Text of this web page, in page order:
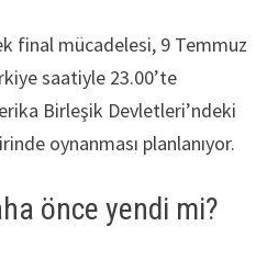
final mücadelesi, 9 Temmuz
saatiyle 23.00’te
Birleşik Devletleri’ndeki
oynanması planlanıyor.
önce yendi mi?